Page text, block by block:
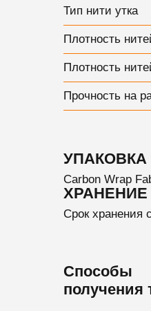
Тип нити утка
Плотность
Плотность
Прочность на
УПАКОВКА
Carbon Wrap
ХРАНЕНИЕ
Срок хранения
Способы
получения